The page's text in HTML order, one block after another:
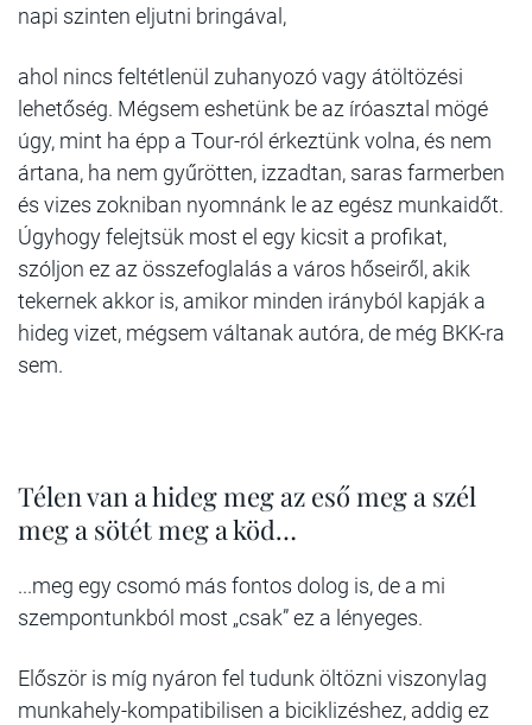
napi szinten eljutni bringával,
ahol nincs feltétlenül zuhanyozó vagy átöltözési
lehetőség. Mégsem eshetünk be az íróasztal mögé
úgy, mint ha épp a Tour-ról érkeztünk volna, és nem
ártana, ha nem gyűrötten, izzadtan, saras farmerben
és vizes zokniban nyomnánk le az egész munkaidőt.
Úgyhogy felejtsük most el egy kicsit a profikat,
szóljon ez az összefoglalás a város hőseiről, akik
tekernek akkor is, amikor minden irányból kapják a
hideg vizet, mégsem váltanak autóra, de még BKK-ra
sem.
Télen van a hideg meg az eső meg a szél
meg a sötét meg a köd…
...meg egy csomó más fontos dolog is, de a mi
szempontunkból most „csak” ez a lényeges.
Először is míg nyáron fel tudunk öltözni viszonylag
munkahely-kompatibilisen a biciklizéshez, addig ez